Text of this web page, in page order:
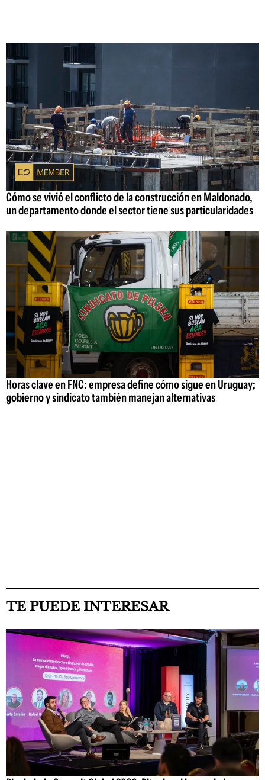
Cómo se vivió el conflicto de la construcción en Maldonado,
un departamento donde el sector tiene sus particularidades
Horas clave en FNC: empresa define cómo sigue en Uruguay;
gobierno y sindicato también manejan alternativas
TE PUEDE INTERESAR